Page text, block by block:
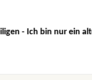
- Ich bin nur ein